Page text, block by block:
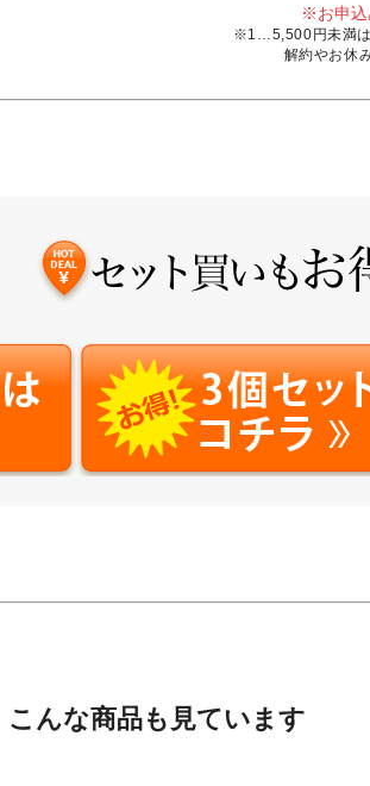
※お申込
※1…5,500円未満は
解約やお休
んな商品も見ています